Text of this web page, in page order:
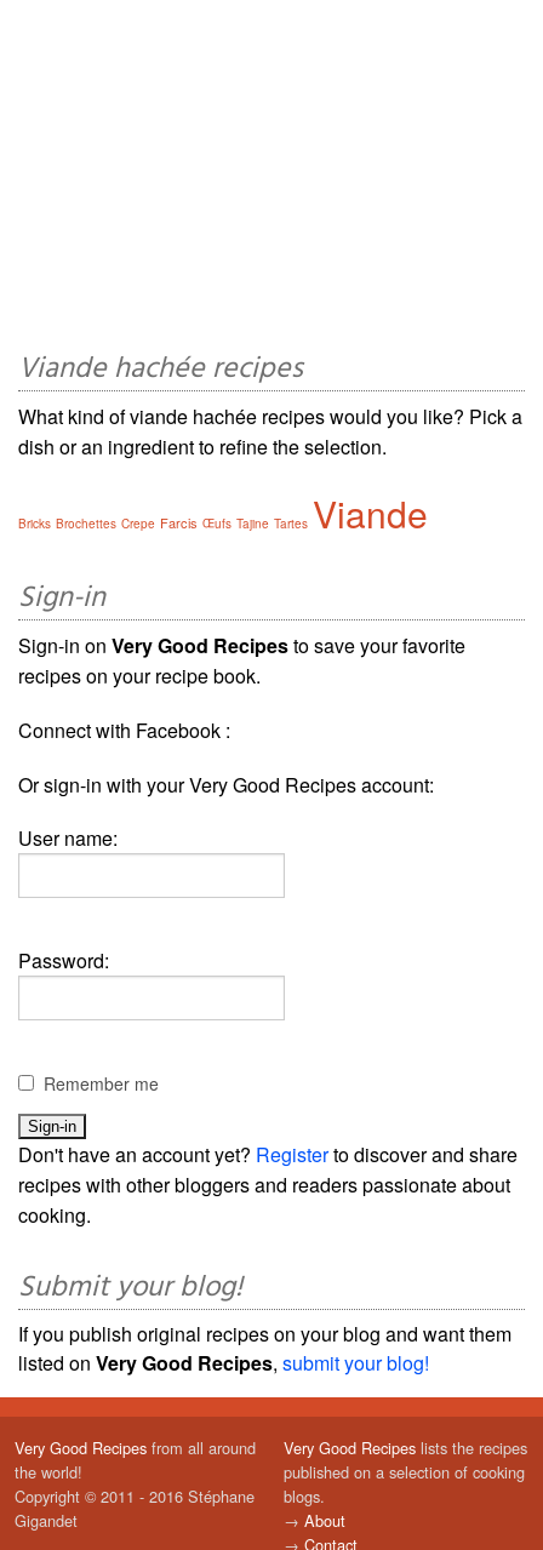
Viande hachée recipes
What kind of viande hachée recipes would you like? Pick a
dish or an ingredient to refine the selection.
Bricks Brochettes Crepe Farcis Œufs Tajine Tartes Viande
Sign-in
Sign-in on Very Good Recipesto save your favorite
recipes on your recipe book.
Connect with Facebook :
Or sign-in with your Very Good Recipes account:
User name:
Password:
Remember me
Don't have an account yet? Registerto discover and share
recipes with other bloggers and readers passionate about
cooking.
Submit your blog!
If you publish original recipes on your blog and want them
listed on Very Good Recipes, submit your blog!
Very Good Recipes from all around
the world!
Copyright © 2011 - 2016 Stéphane
Gigandet
Very Good Recipes lists the recipes
published on a selection of cooking
blogs.
→ About
→ Contact